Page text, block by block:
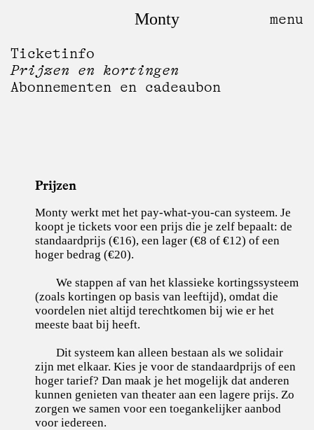
Monty
Ticketinfo
Prijzen en kortingen
Abonnementen en cadeaubon
Prijzen
Monty werkt met het pay-what-you-can systeem. Je
koopt je tickets voor een prijs die je zelf bepaalt: de
standaardprijs (€16), een lager (€8 of €12) of een
hoger bedrag (€20).
We stappen af van het klassieke kortingssysteem
(zoals kortingen op basis van leeftijd), omdat die
voordelen niet altijd terechtkomen bij wie er het
meeste baat bij heeft.
Dit systeem kan alleen bestaan als we solidair
zijn met elkaar. Kies je voor de standaardprijs of een
hoger tarief? Dan maak je het mogelijk dat anderen
kunnen genieten van theater aan een lagere prijs. Zo
zorgen we samen voor een toegankelijker aanbod
voor iedereen.